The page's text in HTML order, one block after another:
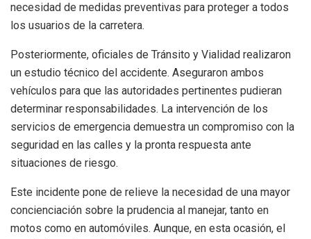
necesidad de medidas preventivas para proteger a todos
los usuarios de la carretera.
Posteriormente, oficiales de Tránsito y Vialidad realizaron
un estudio técnico del accidente. Aseguraron ambos
vehículos para que las autoridades pertinentes pudieran
determinar responsabilidades. La intervención de los
servicios de emergencia demuestra un compromiso con la
seguridad en las calles y la pronta respuesta ante
situaciones de riesgo.
Este incidente pone de relieve la necesidad de una mayor
concienciación sobre la prudencia al manejar, tanto en
motos como en automóviles. Aunque, en esta ocasión, el